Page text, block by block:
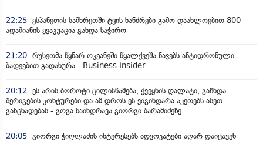
22:25 ესპანეთის სამხრეთში ტყის ხანძრები გამო დაახლოებით 800
ადამიანის ევაკუაცია გახდა საჭირო
21:20 რუსეთმა წყნარ ოკეანეში წყალქვეშა ნავებს ანტიდრონული
ბადეებით გადახურა - Business Insider
20:12
ეს არის ბოროტი ცილისწამება, ქვეყნის ღალატი, გაჩნდა
შერიგების კონტურები და ამ დროს ეს ვიგინდარა აკეთებს ასეთ
განცხადებას - გოგა ხაინდრავა გიორგი ბარამიძეზე
20:05 გიორგი ჭიღლაძის ინტერესებს ადვოკატები აღარ დაიცავენ